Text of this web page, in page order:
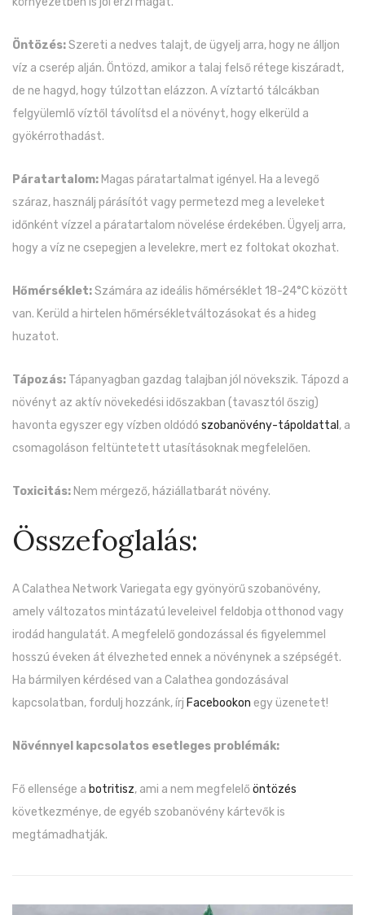
Öntözés:Szereti a nedves talajt, de ügyelj arra, hogy ne álljon
víz a cserép alján. Öntözd, amikor a talaj felső rétege kiszáradt,
de ne hagyd, hogy túlzottan elázzon. A víztartó tálcákban
felgyülemlő víztől távolítsd el a növényt, hogy elkerüld a
gyökérrothadást.
Páratartalom: Magas páratartalmat igényel. Ha a levegő
száraz, használj párásítót vagy permetezd meg a leveleket
időnként vízzel a páratartalom növelése érdekében. Ügyelj arra,
hogy a víz ne csepegjen a levelekre, mert ez foltokat okozhat.
Hőmérséklet:Számára az ideális hőmérséklet 18-24°C között
van. Kerüld a hirtelen hőmérsékletváltozásokat és a hideg
huzatot.
Tápozás: Tápanyagban gazdag talajban jól növekszik. Tápozd a
növényt az aktív növekedési időszakban (tavasztól őszig)
havonta egyszer egy vízben oldódó szobanövény-tápoldattal , a
csomagoláson feltüntetett utasításoknak megfelelően.
Toxicitás: Nem mérgező, háziállatbarát növény.
Összefoglalás:
A Calathea Network Variegata egy gyönyörű szobanövény,
amely változatos mintázatú leveleivel feldobja otthonod vagy
irodád hangulatát. A megfelelő gondozással és figyelemmel
hosszú éveken át élvezheted ennek a növénynek a szépségét.
Ha bármilyen kérdésed van a Calathea gondozásával
kapcsolatban, fordulj hozzánk, írj Facebookon egy üzenetet!
Növénnyel kapcsolatos esetleges problémák:
Fő ellensége a botritisz, ami a nem megfelelőöntözés
következménye, de egyéb szobanövény kártevők is
megtámadhatják.